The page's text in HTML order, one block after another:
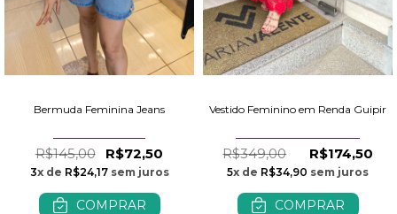
Bermuda Feminina Jeans
R$145,00 R$72,50
3x de R$24,17sem juros
COMPRAR
Vestido Feminino em Renda Guipir
R$349,00 R$174,50
5x de R$34,90 sem juros
COMPRAR